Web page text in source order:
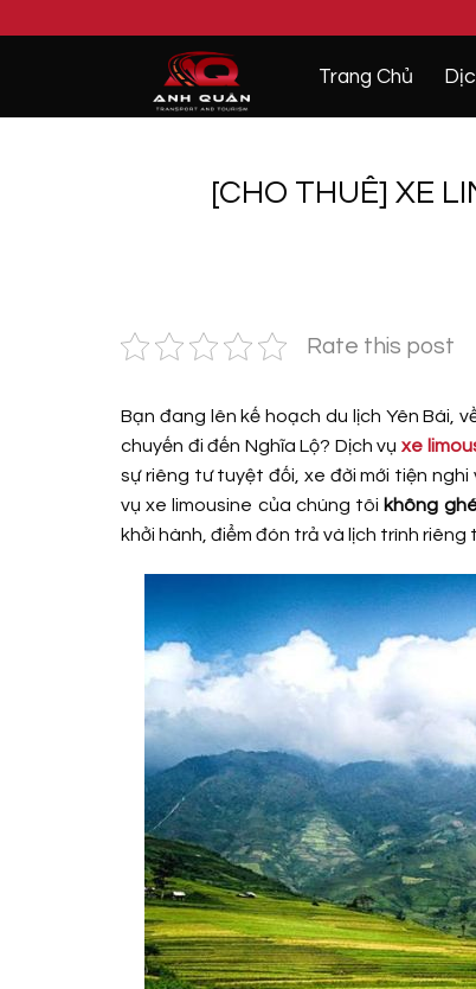
Trang Chủ
[CHO THUÊ] XE
Rate this post
Bạn đang lên kế hoạch du lịch Yên Bái,
chuyến đi đến Nghĩa Lộ? Dịch vụ xe
sự riêng tư tuyệt đối, xe đời mới tiện
vụ xe limousine của chúng tôi không
khởi hành, điểm đón trả và lịch trình riêng